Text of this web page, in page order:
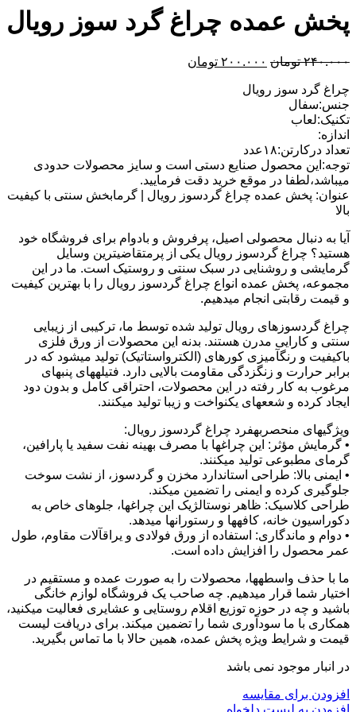
بود.
۸۰۰.۰۰۰ تومان.
پخش عمده چراغ گرد سوز رویال
۲۴۰.۰۰۰ تومان قیمت
۲۰۰.۰۰۰ تومان
چراغ گرد سوز رویال
جنس:سفال
تکنیک:لعاب
اندازه:
تعداد درکارتن:۱۸عدد
توجه:این محصول صنایع دستی است و سایز محصولات حدودی
میباشد،لطفا در موقع خرید دقت فرمایید.
عنوان: پخش عمده چراغ گردسوز رویال | گرمابخش سنتی با کیفیت
بالا
آیا به دنبال محصولی اصیل، پرفروش و بادوام برای فروشگاه خود
هستید؟ چراغ گردسوز رویال یکی از پرمتقاضیترین وسایل
گرمایشی و روشنایی در سبک سنتی و روستیک است. ما در این
مجموعه، پخش عمده انواع چراغ گردسوز رویال را با بهترین کیفیت
و قیمت رقابتی انجام میدهیم.
چراغ گردسوزهای رویال تولید شده توسط ما، ترکیبی از زیبایی
سنتی و کارایی مدرن هستند. بدنه این محصولات از ورق فلزی
باکیفیت و رنگآمیزی کورهای (الکترواستاتیک) تولید میشود که در
برابر حرارت و زنگزدگی مقاومت بالایی دارد. فتیلههای پنبهای
مرغوب به کار رفته در این محصولات، احتراقی کامل و بدون دود
ایجاد کرده و شععهای یکنواخت و زیبا تولید میکنند.
ویژگیهای منحصربهفرد چراغ گردسوز رویال:
• گرمایش مؤثر: این چراغها با مصرف بهینه نفت سفید یا پارافین،
گرمای مطبوعی تولید میکنند.
• ایمنی بالا: طراحی استاندارد مخزن و گردسوز، از نشت سوخت
جلوگیری کرده و ایمنی را تضمین میکند.
طراحی کلاسیک: ظاهر نوستالژیک این چراغها، جلوهای خاص به
دکوراسیون خانه، کافهها و رستورانها میدهد.
• دوام و ماندگاری: استفاده از ورق فولادی و یراقآلات مقاوم، طول
عمر محصول را افزایش داده است.
ما با حذف واسطهها، محصولات را به صورت عمده و مستقیم در
اختیار شما قرار میدهیم. چه صاحب یک فروشگاه لوازم خانگی
باشید و چه در حوزه توزیع اقلام روستایی و عشایری فعالیت میکنید،
همکاری با ما سودآوری شما را تضمین میکند. برای دریافت لیست
قیمت و شرایط ویژه پخش عمده، همین حالا با ما تماس بگیرید.
در انبار موجود نمی باشد
افزودن برای مقایسه
افزودن به لیست دلخواه